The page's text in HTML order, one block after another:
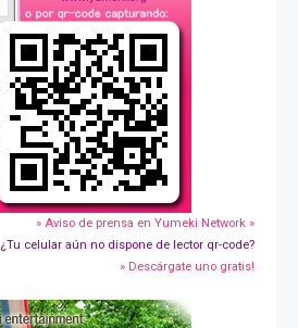
» Aviso de prensa en Yumeki Network »
¿Tu celular aún no dispone de lector qr-code?
» Descárgate uno gratis!